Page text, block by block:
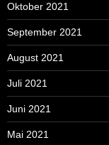
Oktober 2021
September 2021
August 2021
Juli 2021
Juni 2021
Mai 2021